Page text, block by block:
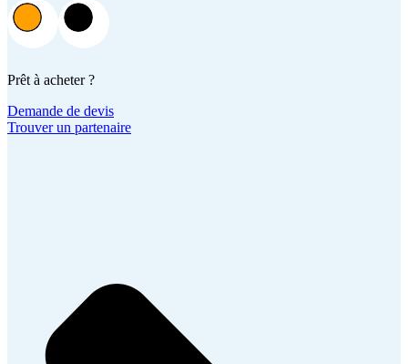
Prêt à acheter ?
Demande de devis
Trouver un partenaire